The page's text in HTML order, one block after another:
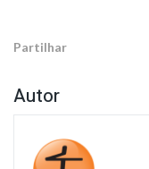
Partilhar
Autor